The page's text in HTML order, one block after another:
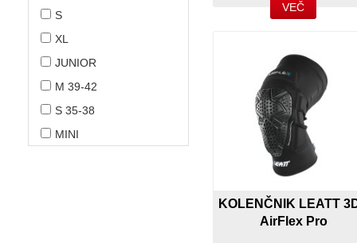
S
XL
JUNIOR
M 39-42
S 35-38
MINI
VEČ
KOLENČNIK LEATT
AirFlex Pro